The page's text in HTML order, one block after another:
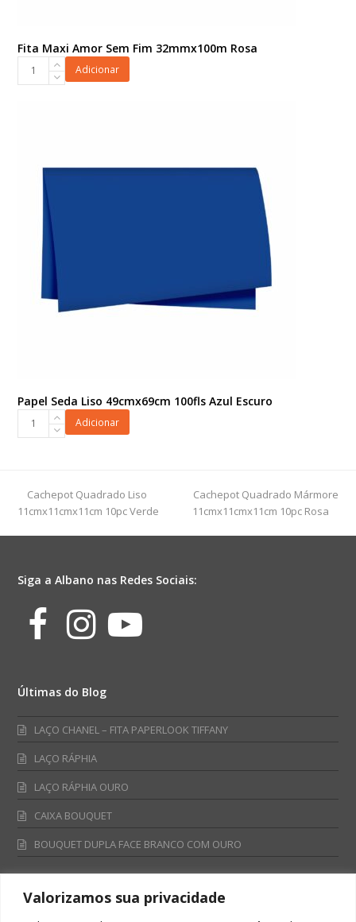
Valorizamos sua privacidade
Fita Maxi Amor Sem Fim 32mmx100m Rosa
Fita
quantidade
Adicionar
Papel Seda Liso 49cmx69cm 100fls Azul Escuro
Papel
Azul
Escuro
quantidade
Adicionar
previous
post:
Cachepot Quadrado Liso
11cmx11cmx11cm 10pc Verde
next
post:
Cachepot Quadrado Mármore
11cmx11cmx11cm 10pc Rosa
Siga a Albano nas Redes Sociais:
Facebook
Instagram
Youtube
Últimas do Blog
LAÇO CHANEL – FITA PAPERLOOK TIFFANY
LAÇO RÁPHIA
LAÇO RÁPHIA OURO
CAIXA BOUQUET
BOUQUET DUPLA FACE BRANCO COM OURO
Fale Conosco